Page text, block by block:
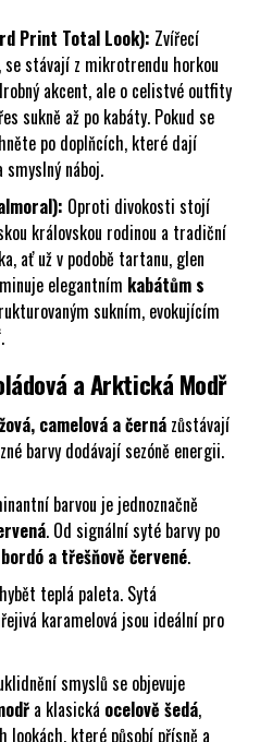
Print Total Look): Zvířecí
se stávají z mikrotrendu horkou
akcent, ale o celistvé outfity
sukně až po kabáty. Pokud se
po doplňcích, které dají
náboj.
Oproti divokosti stojí
královskou rodinou a tradiční
ať už v podobě tartanu, glen
elegantním kabátům s
sukním, evokujícím
a Arktická Modř
camelová a černázůstávají
barvy dodávají sezóně energii.
barvou je jednoznačně
. Od signální syté barvy po
bordó a třešňově červené.
teplá paleta. Sytá
karamelová jsou ideální pro
smyslů se objevuje
a klasická ocelově šedá,
lookách, které působí přísně a